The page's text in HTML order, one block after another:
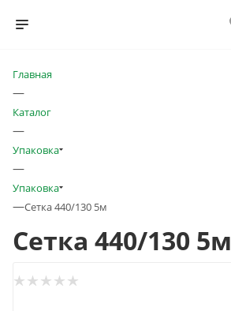
Главная
—
Каталог
—
Упаковка
—
Упаковка
—Сетка 440/130 5м
Сетка 440/130 5м